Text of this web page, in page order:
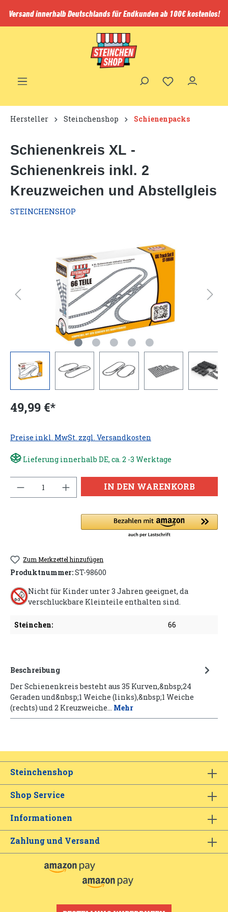
springen
Versand innerhalb Deutschlands für Endkunden ab 100€ kostenlos!
Hersteller Steinchenshop Schienenpacks
Schienenkreis XL -
Schienenkreis inkl. 2
Kreuzweichen und Abstellgleis
STEINCHENSHOP
49,99 €*
Preise inkl. MwSt. zzgl. Versandkosten
Lieferung innerhalb DE, ca. 2 -3 Werktage
IN DEN WARENKORB
Zum Merkzettel hinzufügen
Produktnummer:ST-98600
Nicht für Kinder unter 3 Jahren geeignet, da
verschluckbare Kleinteile enthalten sind.
Steinchen: 66
Beschreibung
Der Schienenkreis besteht aus 35 Kurven,&nbsp;24
Geraden und&nbsp;1 Weiche (links),&nbsp;1 Weiche
(rechts) und 2 Kreuzweiche… Mehr
Steinchenshop
Shop Service
Informationen
Zahlung und Versand